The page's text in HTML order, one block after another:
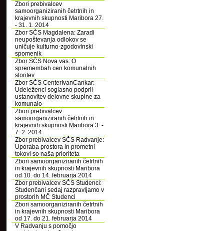
Zbori prebivalcev
samoorganiziranih četrtnih in
krajevnih skupnosti Maribora 27.
- 31. 1. 2014
Zbor SČS Magdalena: Zaradi
neupoštevanja odlokov se
uničuje kulturno-zgodovinski
spomenik
Zbor SČS Nova vas: O
spremembah cen komunalnih
storitev
Zbor SČS CenterIvanCankar:
Udeleženci soglasno podprli
ustanovitev delovne skupine za
komunalo
Zbori prebivalcev
samoorganiziranih četrtnih in
krajevnih skupnosti Maribora 3. -
7. 2. 2014
Zbor prebivalcev SČS Radvanje:
Uporaba prostora in prometni
tokovi so naša prioriteta
Zbori samoorganiziranih četrtnih
in krajevnih skupnosti Maribora
od 10. do 14. februarja 2014
Zbor prebivalcev SČS Studenci:
Studenčani sedaj razpravljamo v
prostorih MČ Studenci
Zbori samoorganiziranih četrtnih
in krajevnih skupnosti Maribora
od 17. do 21. februarja 2014
V Radvanju s pomočjo